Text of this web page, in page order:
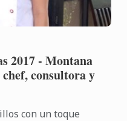
2017 - Montana
consultora y
con un toque